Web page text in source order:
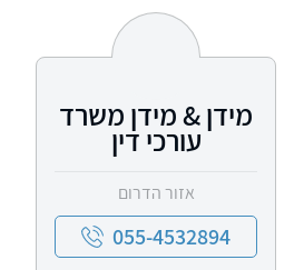
מידן & מידן משרד
עורכי דין
אזור הדרום
055-4532894